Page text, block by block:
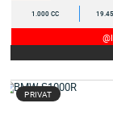
1.000 CC
PRIVAT